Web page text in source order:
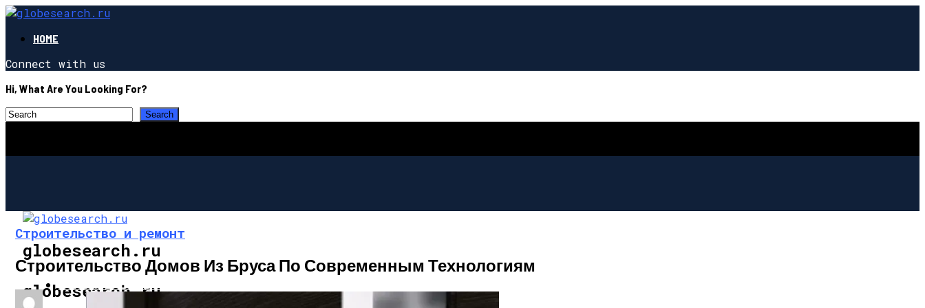
HOME
Connect with us
Hi, What Are You Looking For?
globesearch.ru
globesearch.ru
СТРОИТЕЛЬСТВО И РЕМОНТ
Строительство и ремонт
Строительство Домов Из Бруса По Современным Технологиям